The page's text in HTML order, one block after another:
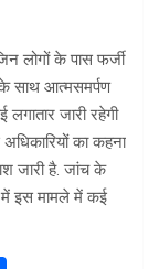
लोगों के पास फर्जी
साथ आत्मसमर्पण
लगातार जारी रहेगी
का कहना
जारी है. जांच के
में इस मामले में कई